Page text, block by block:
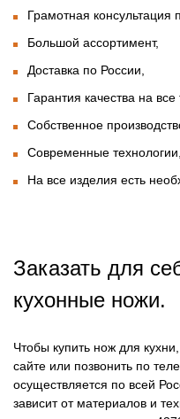
Грамотная консультация
Большой ассортимент,
Доставка по России,
Гарантия качества на
Собственное
Современные технологии,
На все изделия есть
Заказать для
кухонные ножи.
Чтобы купить нож для
сайте или позвонить по
осуществляется по всей
зависит от материалов и